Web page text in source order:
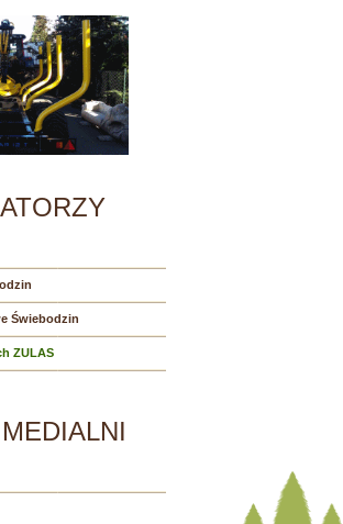
Świebodzin
ZULAS